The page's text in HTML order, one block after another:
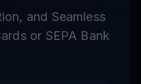
and Seamless
or SEPA Bank